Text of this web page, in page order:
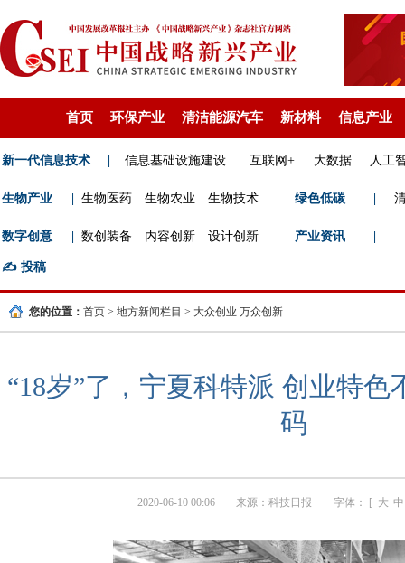
首页 环保产业 清洁能源汽车 新材料 信息产业
新一代信息技术 信息基础设施建设 互联网+ 大数据 人工
生物产业 生物医药 生物农业 生物技术 绿色低碳
数字创意 数创装备 内容创新 设计创新 产业资讯
✍️ 投稿
您的位置： 首页 > 地方新闻栏目 > 大众创业 万众创新
“18岁”了，宁夏科特派 创业特色
码
2020-06-10 00:06 来源： 科技日报 字体： [ 大 中